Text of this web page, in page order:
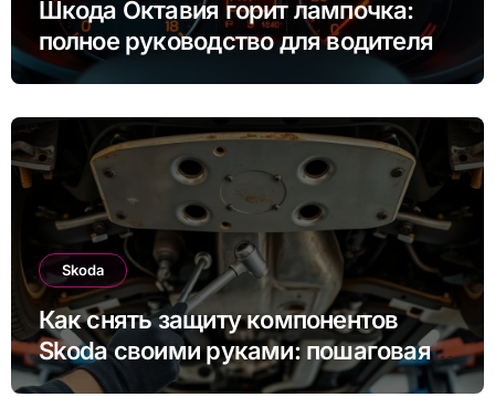
Шкода Октавия горит лампочка:
полное руководство для водителя
Skoda
Как снять защиту компонентов
Skoda своими руками: пошаговая
инструкция для Rapid, Octavia и